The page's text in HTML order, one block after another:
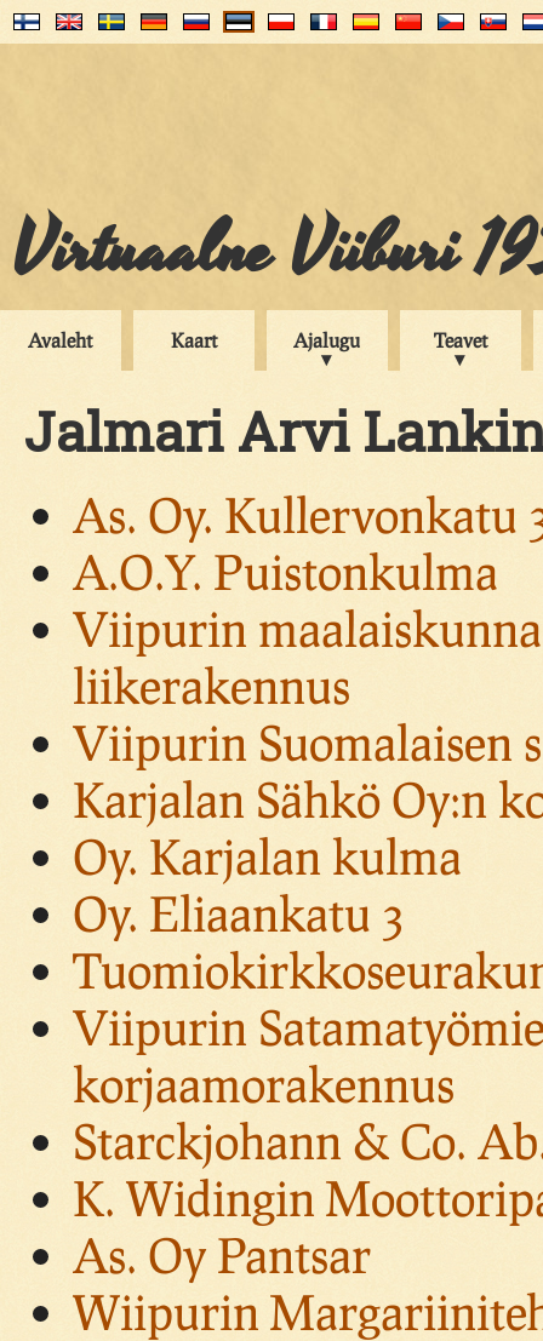
Virtuaalne Viiburi
Avaleht Kaart Ajalugu Teavet
Jalmari Arvi
As. Oy. Kullervonkatu
A.O.Y. Puistonkulma
Viipurin
liikerakennus
Viipurin Suomalaisen
Karjalan Sähkö Oy:n
Oy. Karjalan kulma
Oy. Eliaankatu 3
Viipurin
korjaamorakennus
Starckjohann & Co.
K. Widingin
As. Oy Pantsar
Wiipurin